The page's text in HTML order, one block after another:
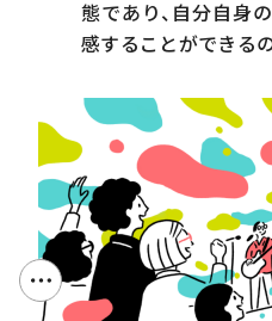
態であり、自分自身
感することができる